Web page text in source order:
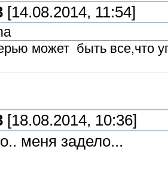
[14.08.2014, 11:54]
может быть все,что
[18.08.2014, 10:36]
меня задело...